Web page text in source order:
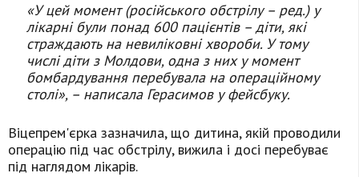
«У цей момент (російського обстрілу – ред.) у
лікарні були понад 600 пацієнтів – діти, які
страждають на невиліковні хвороби. У тому
числі діти з Молдови, одна з них у момент
бомбардування перебувала на операційному
столі», – написала Герасимов у фейсбуку.
Віцепрем'єрка зазначила, що дитина, якій проводили
операцію під час обстрілу, вижила і досі перебуває
під наглядом лікарів.